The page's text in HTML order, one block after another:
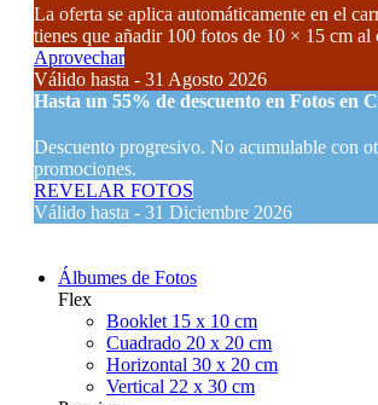
La oferta se aplica automáticamente en el
tienes que añadir 100 fotos de 10 × 15 cm al
Aprovechar
Válido hasta - 31 Agosto 2026
Hasta un 55% de descuento en Fotos en
Descuento progresivo. No acumulable con
promociones.
REVELAR FOTOS
Válido hasta - 31 Diciembre 2026
Álbumes de Fotos
Flex
Booklet 15 x 10 cm
Cuadrado 20 x 20 cm
Horizontal 30 x 20 cm
Vertical 22 x 30 cm